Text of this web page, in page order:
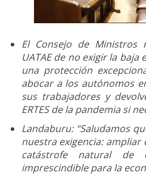
El Consejo de Ministros
UATAE de no exigir la baja
una protección
abocar a los autónomos
sus trabajadores y
ERTES de la pandemia si
Landaburu: “Saludamos
nuestra exigencia: ampliar
catástrofe natural de
imprescindible para la